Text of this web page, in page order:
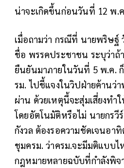
น่าจะเกิดขึ้นก่อนวันที่ 12 พ.
เมื่อถามว่า กรณีที่ นายพริษฐ์
ชื่อ พรรคประชาชน ระบุว่าถ้
ยืนยันมาภายในวันที่ 5 พ.ค. ก็
รม. ไปชี้แจงในวิปฝ่ายค้านว่
ผ่าน ด้วยเหตุนี้จะสุ่มเสี่ยงทำ
โดยอัตโนมัติหรือไม่ นายกรวี
กังวล ต้องรอความชัดเจนอา
ชุมครม. ว่าครม.จะมีมติแบบไ
กฎหมายหลายฉบับที่กำลังพิ